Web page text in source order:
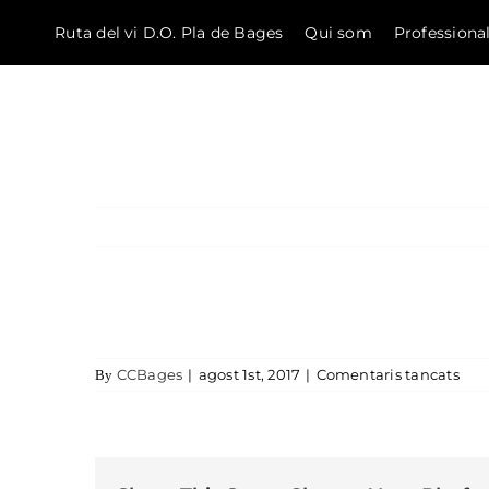
Ruta del vi D.O. Pla de Bages Qui som
By CCBages | agost 1st, 2017 | Comentaris tancatsa